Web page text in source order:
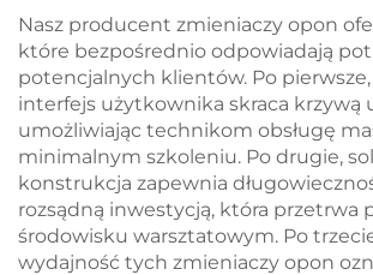
Nasz producent zmieniaczy opon
które bezpośrednio odpowiadają
potencjalnych klientów. Po
interfejs użytkownika skraca krzywą
umożliwiając technikom obsługę
minimalnym szkoleniu. Po drugie,
konstrukcja zapewnia
rozsądną inwestycją, która przetrwa
środowisku warsztatowym. Po
wydajność tych zmieniaczy opon